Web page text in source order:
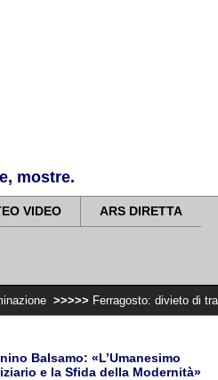
mostre.
VIDEO ARS DIRETTA
Ferragosto: divieto di trasportare
Balsamo: «L’Umanesimo
e la Sfida della Modernità»